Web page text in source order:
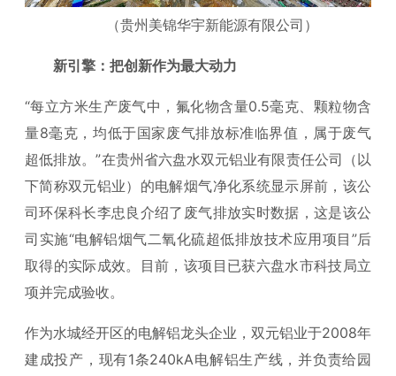
（贵州美锦华宇新能源有限公司）
新引擎：把创新作为最大动力
“每立方米生产废气中，氟化物含量0.5毫克、颗粒物含
量8毫克，均低于国家废气排放标准临界值，属于废气
超低排放。”在贵州省六盘水双元铝业有限责任公司（以
下简称双元铝业）的电解烟气净化系统显示屏前，该公
司环保科长李忠良介绍了废气排放实时数据，这是该公
司实施“电解铝烟气二氧化硫超低排放技术应用项目”后
取得的实际成效。目前，该项目已获六盘水市科技局立
项并完成验收。
作为水城经开区的电解铝龙头企业，双元铝业于2008年
建成投产，现有1条240kA电解铝生产线，并负责给园